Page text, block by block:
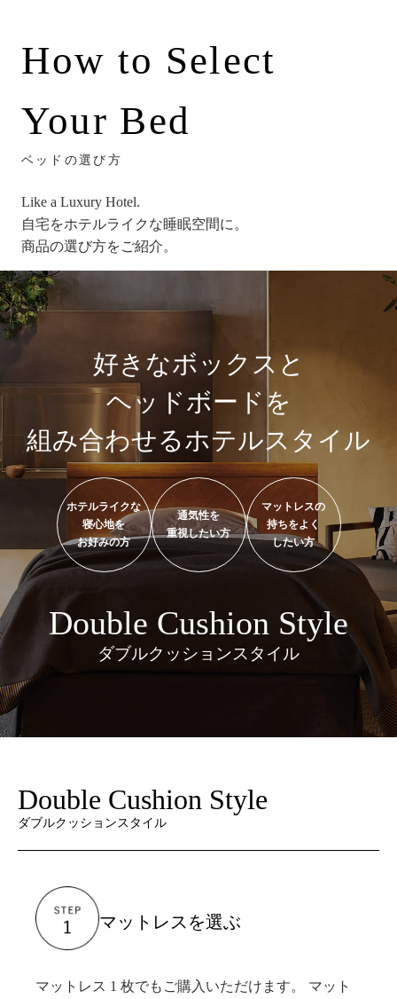
How to Select
Your Bed
ベッドの選び方
Like a Luxury Hotel.
自宅をホテルライクな睡眠空間に。
商品の選び方をご紹介。
好きなボックスと
ヘッドボードを
組み合わせるホテルスタイル
ホテルライクな
寝心地を
お好みの方
通気性を
重視したい方
マットレスの
持ちをよく
したい方
Double Cushion Style
ダブルクッションスタイル
Double Cushion Style
ダブルクッションスタイル
マットレスを選ぶ
マットレス 1 枚でもご購入いただけます。 マット